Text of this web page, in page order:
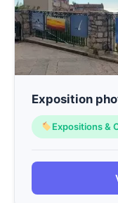
Exposition
Expositions &